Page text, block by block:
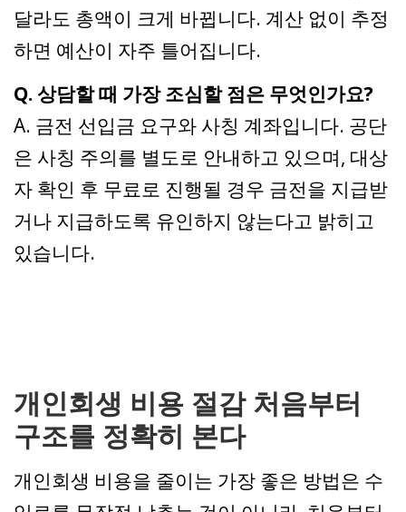
달라도 총액이 크게 바뀝니다. 계산 없이 추정
하면 예산이 자주 틀어집니다.
Q. 상담할 때 가장 조심할 점은 무엇인가요?
A. 금전 선입금 요구와 사칭 계좌입니다. 공단
은 사칭 주의를 별도로 안내하고 있으며, 대상
자 확인 후 무료로 진행될 경우 금전을 지급받
거나 지급하도록 유인하지 않는다고 밝히고
있습니다.
개인회생 비용 절감 처음부터
구조를 정확히 본다
개인회생 비용을 줄이는 가장 좋은 방법은 수